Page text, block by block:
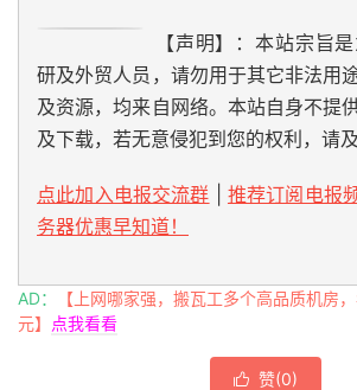
【声明】：本站宗旨
研及外贸人员，请勿用于其它非法用
及资源，均来自网络。本站自身不提
及下载，若无意侵犯到您的权利，请
点此加入电报交流群
推荐订阅电报
务器优惠早知道！
AD：
【上网哪家强，搬瓦工多个高品质机房
元】
点我看看
 赞(0)